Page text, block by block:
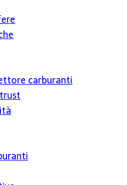
carburanti